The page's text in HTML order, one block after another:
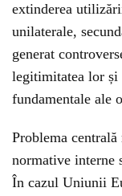
extinderea
unilaterale,
generat
legitimitatea lor
fundamentale ale
Problema
normative interne
În cazul Uniunii